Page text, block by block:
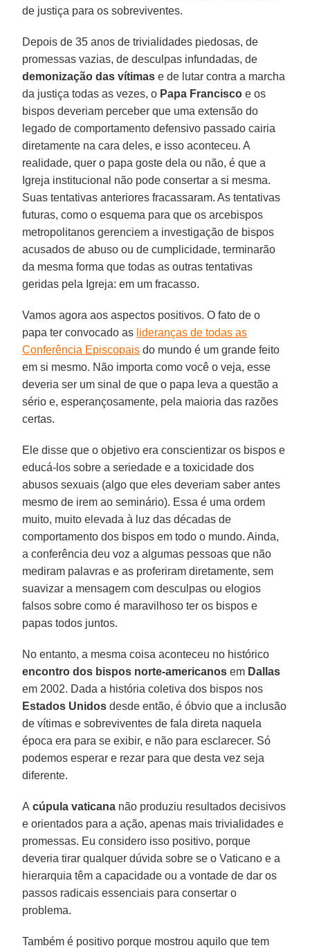
de justiça para os sobreviventes.
Depois de 35 anos de trivialidades piedosas, de
promessas vazias, de desculpas infundadas, de
demonização das vítimas e de lutar contra a marcha
da justiça todas as vezes, o Papa Francisco e os
bispos deveriam perceber que uma extensão do
legado de comportamento defensivo passado cairia
diretamente na cara deles, e isso aconteceu. A
realidade, quer o papa goste dela ou não, é que a
Igreja institucional não pode consertar a si mesma.
Suas tentativas anteriores fracassaram. As tentativas
futuras, como o esquema para que os arcebispos
metropolitanos gerenciem a investigação de bispos
acusados de abuso ou de cumplicidade, terminarão
da mesma forma que todas as outras tentativas
geridas pela Igreja: em um fracasso.
Vamos agora aos aspectos positivos. O fato de o
papa ter convocado as lideranças de todas as
Conferência Episcopais do mundo é um grande feito
em si mesmo. Não importa como você o veja, esse
deveria ser um sinal de que o papa leva a questão a
sério e, esperançosamente, pela maioria das razões
certas.
Ele disse que o objetivo era conscientizar os bispos e
educá-los sobre a seriedade e a toxicidade dos
abusos sexuais (algo que eles deveriam saber antes
mesmo de irem ao seminário). Essa é uma ordem
muito, muito elevada à luz das décadas de
comportamento dos bispos em todo o mundo. Ainda,
a conferência deu voz a algumas pessoas que não
mediram palavras e as proferiram diretamente, sem
suavizar a mensagem com desculpas ou elogios
falsos sobre como é maravilhoso ter os bispos e
papas todos juntos.
No entanto, a mesma coisa aconteceu no histórico
encontro dos bispos norte-americanos em Dallas
em 2002. Dada a história coletiva dos bispos nos
Estados Unidos desde então, é óbvio que a inclusão
de vítimas e sobreviventes de fala direta naquela
época era para se exibir, e não para esclarecer. Só
podemos esperar e rezar para que desta vez seja
diferente.
A cúpula vaticana não produziu resultados decisivos
e orientados para a ação, apenas mais trivialidades e
promessas. Eu considero isso positivo, porque
deveria tirar qualquer dúvida sobre se o Vaticano e a
hierarquia têm a capacidade ou a vontade de dar os
passos radicais essenciais para consertar o
problema.
Também é positivo porque mostrou aquilo que tem